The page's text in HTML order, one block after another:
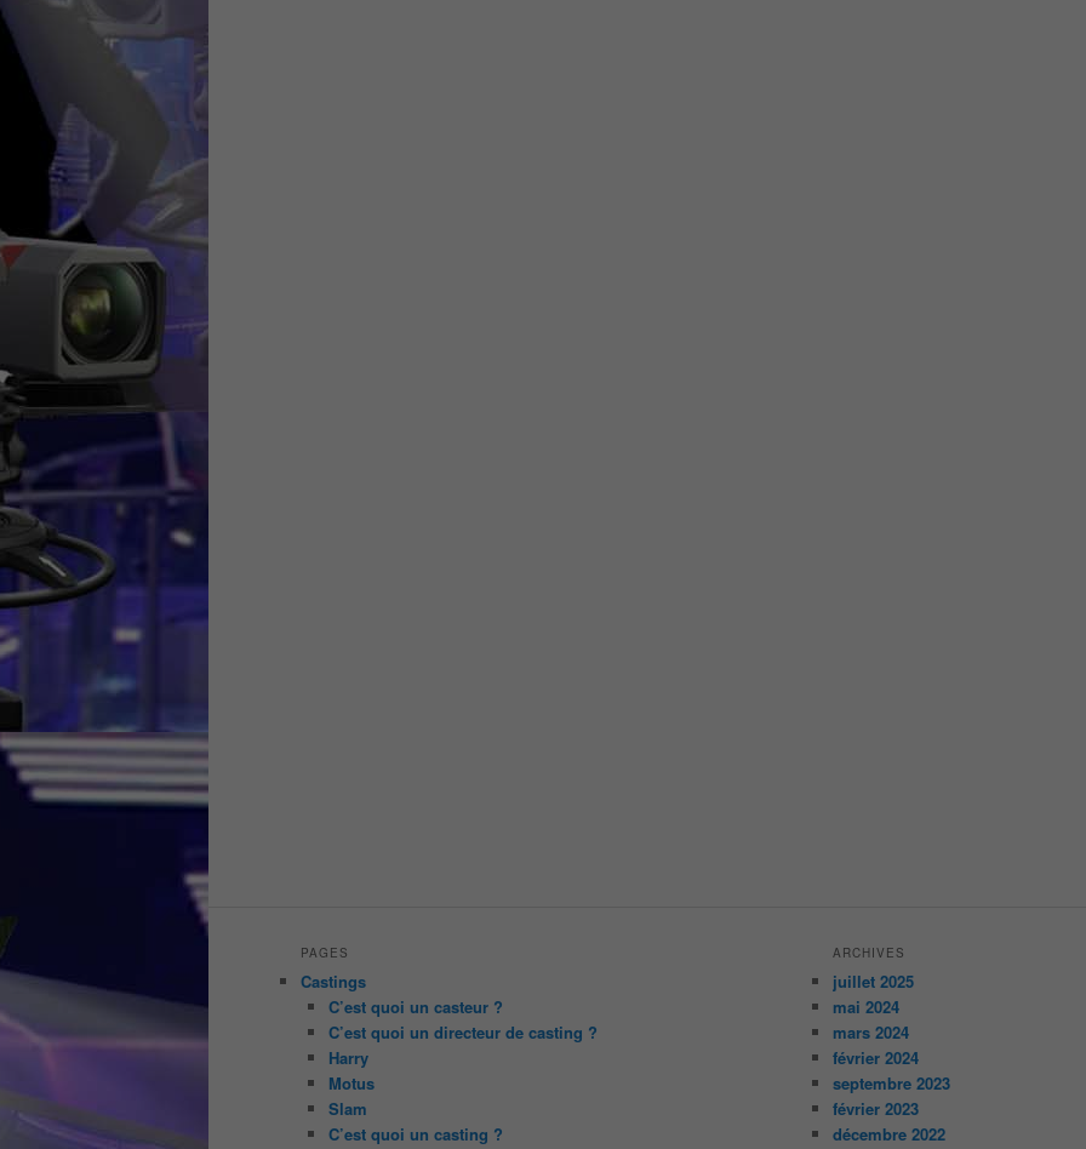
PAGES
Castings
C’est quoi un casteur ?
C’est quoi un directeur de casting ?
Harry
Motus
Slam
C’est quoi un casting ?
ARCHIVES
juillet 2025
mai 2024
mars 2024
février 2024
septembre 2023
février 2023
décembre 2022